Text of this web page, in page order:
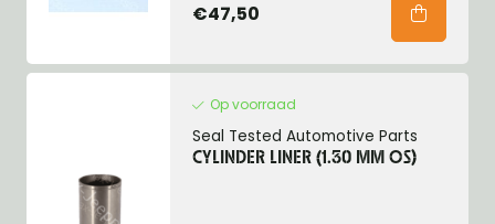
€47,50
Op voorraad
Seal Tested Automotive Parts
CYLINDER LINER (1.30 MM OS)